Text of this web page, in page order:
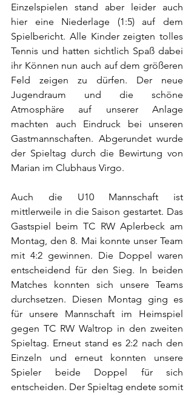
Einzelspielen stand aber leider auch
hier eine Niederlage (1:5) auf dem
Spielbericht. Alle Kinder zeigten tolles
Tennis und hatten sichtlich Spaß dabei
ihr Können nun auch auf dem größeren
Feld zeigen zu dürfen. Der neue
Jugendraum und die schöne
Atmosphäre auf unserer Anlage
machten auch Eindruck bei unseren
Gastmannschaften. Abgerundet wurde
der Spieltag durch die Bewirtung von
Marian im Clubhaus Virgo.
Auch die U10 Mannschaft ist
mittlerweile in die Saison gestartet. Das
Gastspiel beim TC RW Aplerbeck am
Montag, den 8. Mai konnte unser Team
mit 4:2 gewinnen. Die Doppel waren
entscheidend für den Sieg. In beiden
Matches konnten sich unsere Teams
durchsetzen. Diesen Montag ging es
für unsere Mannschaft im Heimspiel
gegen TC RW Waltrop in den zweiten
Spieltag. Erneut stand es 2:2 nach den
Einzeln und erneut konnten unsere
Spieler beide Doppel für sich
entscheiden. Der Spieltag endete somit